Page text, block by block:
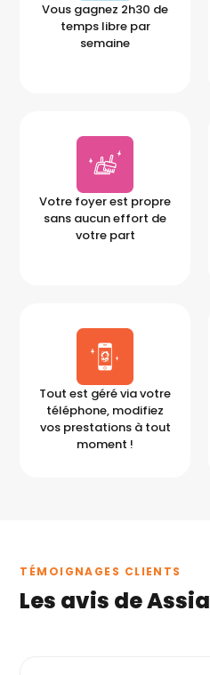
Vous gagnez 2h30 de
temps libre par
semaine
Votre foyer est propre
sans aucun effort de
votre part
Tout est géré via votre
téléphone, modifiez
vos prestations à tout
moment !
TÉMOIGNAGES CLIENTS
Les avis de Assia